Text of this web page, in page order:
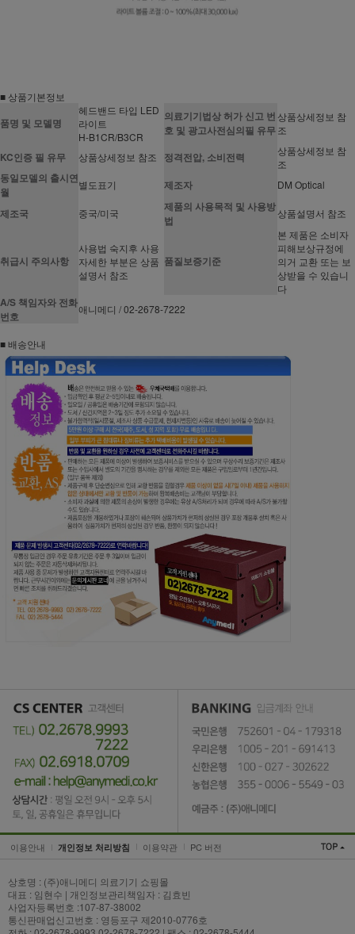
■ 상품기본정보
품명 및 모델명
헤드밴드 타입 LED
라이트
H-B1CR/B3CR
의료기기법상 허가 신고 번
호 및 광고사전심의필 유무
상품상세정보 참
조
KC인증 필 유무 상품상세정보 참조 정격전압, 소비전력
상품상세정보 참
조
동일모델의 출시연
월
별도표기 제조자 DM Optical
제조국 중국/미국
제품의 사용목적 및 사용방
법
상품설명서 참조
취급시 주의사항
사용법 숙지후 사용
자세한 부분은 상품
설명서 참조
품질보증기준
본 제품은 소비자
피해보상규정에
의거 교환 또는 보
상받을 수 있습니
다
A/S 책임자와 전화
번호
애니메디 / 02-2678-7222
■ 배송안내
이용안내 개인정보 처리방침 이용약관 PC 버전
상호명 : (주)애니메디 의료기기 쇼핑몰
대표 : 임현수 | 개인정보관리책임자 : 김효빈
사업자등록번호 :107-87-38002
통신판매업신고번호 : 영등포구 제2010-0776호